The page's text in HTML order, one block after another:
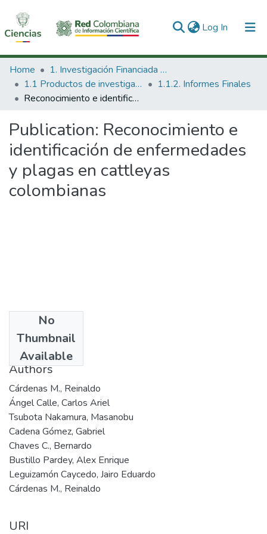
Log In (current)
Communities & Collections
All of DSpace
Home
1. Investigación Financiada con Recursos Públicos
1.1 Productos de investigación
1.1.2. Informes Finales
Reconocimiento e identificación de enfermedades y plagas en cattleyas colombianas
Publication: Reconocimiento e
identificación de enfermedades
y plagas en cattleyas
colombianas
No
Thumbnail
Available
2000
Authors
Cárdenas M., Reinaldo
Ángel Calle, Carlos Ariel
Tsubota Nakamura, Masanobu
Cadena Gómez, Gabriel
Chaves C., Bernardo
Bustillo Pardey, Alex Enrique
Leguizamón Caycedo, Jairo Eduardo
Cárdenas M., Reinaldo
URI